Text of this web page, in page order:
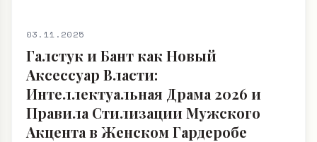
03.11.2025
Галстук и Бант как Новый
Аксессуар Власти:
Интеллектуальная Драма 2026 и
Правила Стилизации Мужского
Акцента в Женском Гардеробе